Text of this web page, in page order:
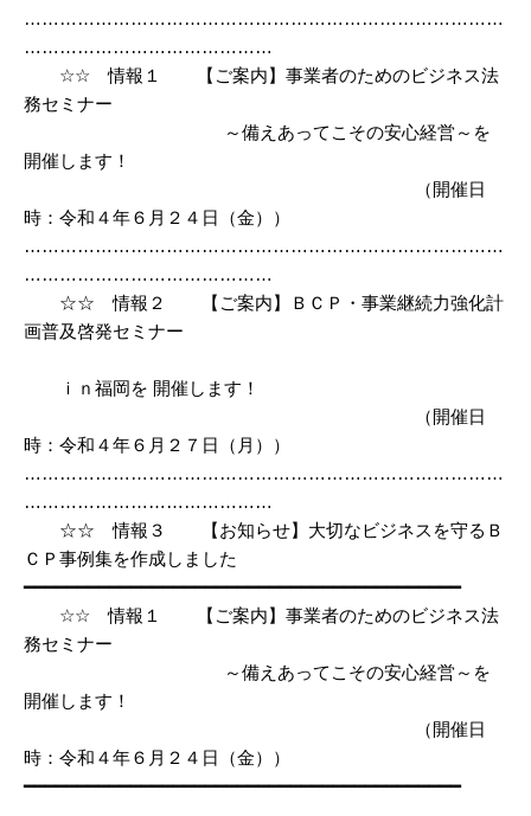
………………………………………………………………………
……………………………………
☆☆ 情報１ 【ご案内】事業者のためのビジネス法
務セミナー
～備えあってこその安心経営～を
開催します！
（開催日
時：令和４年６月２４日（金））
………………………………………………………………………
……………………………………
☆☆ 情報２ 【ご案内】ＢＣＰ・事業継続力強化計
画普及啓発セミナー
ｉｎ福岡を 開催します！
（開催日
時：令和４年６月２７日（月））
………………………………………………………………………
……………………………………
☆☆ 情報３ 【お知らせ】大切なビジネスを守るＢ
ＣＰ事例集を作成しました
━━━━━━━━━━━━━━━━━━━━━━━━━━━━━━━━━━━━━━━━━
☆☆ 情報１ 【ご案内】事業者のためのビジネス法
務セミナー
～備えあってこその安心経営～を
開催します！
（開催日
時：令和４年６月２４日（金））
━━━━━━━━━━━━━━━━━━━━━━━━━━━━━━━━━━━━━━━━━